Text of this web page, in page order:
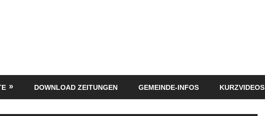
DOWNLOAD ZEITUNGEN GEMEINDE-INFOS KURZVIDEOS